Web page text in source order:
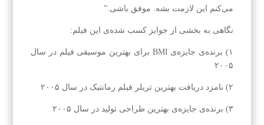
می‌کنم این لازمت بشه. موفق باشی.”
نگاهی به بخشی از جوایز کسب شده‌ی این فیلم:
۱) برنده‌ی جایزه‌ی BMI برای بهترین موسیقی فیلم در سال
۲۰۰۵
۲) نامزد دریافت بهترین تریلر فیلم رمانتیک در سال ۲۰۰۵
۳) برنده‌ی جایزه‌ی بهترین طراحی تولید در سال ۲۰۰۵